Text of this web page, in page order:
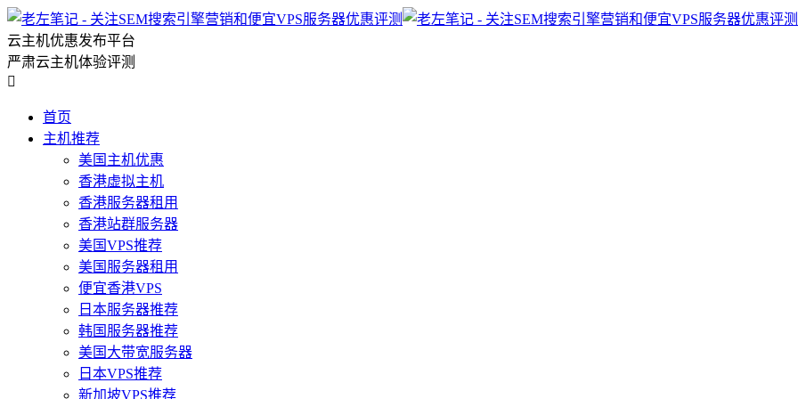
云主机优惠发布平台
严肃云主机体验评测

首页
主机推荐
美国主机优惠
香港虚拟主机
香港服务器租用
香港站群服务器
美国VPS推荐
美国服务器租用
便宜香港VPS
日本服务器推荐
韩国服务器推荐
美国大带宽服务器
日本VPS推荐
新加坡VPS推荐